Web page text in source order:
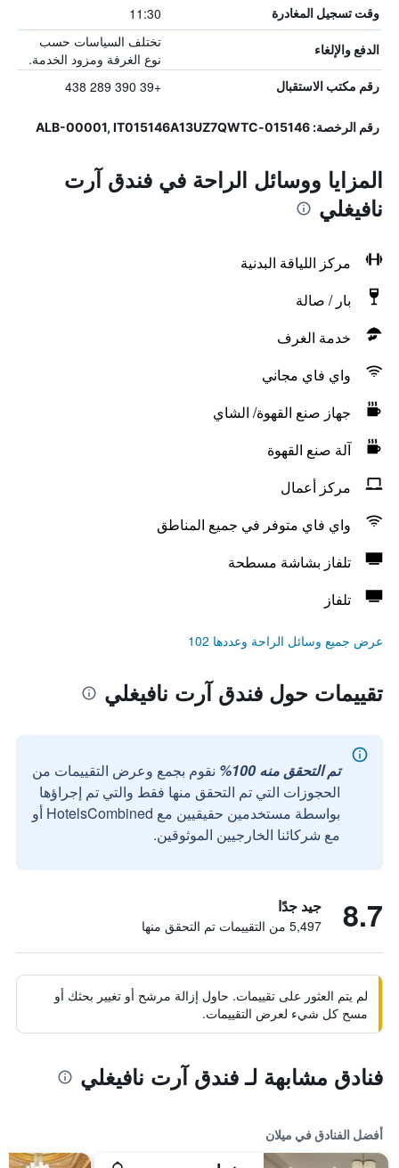
وقت تسجيل المغادرة 11:30
الدفع والإلغاء
تختلف السياسات حسب
نوع الغرفة ومزود الخدمة.
رقم مكتب الاستقبال +39 390 289 438
رقم الرخصة: 015146-ALB-00001, IT015146A13UZ7QWTC
المزايا ووسائل الراحة في فندق آرت
نافيغلي
مركز اللياقة البدنية
بار / صالة
خدمة الغرف
واي فاي مجاني
جهاز صنع القهوة/ الشاي
آلة صنع القهوة
مركز أعمال
واي فاي متوفر في جميع المناطق
تلفاز بشاشة مسطحة
تلفاز
عرض جميع وسائل الراحة وعددها 102
تقييمات حول فندق آرت نافيغلي
تم التحقق منه 100%
نقوم بجمع وعرض التقييمات من
الحجوزات التي تم التحقق منها فقط والتي تم إجراؤها
بواسطة مستخدمين حقيقيين مع HotelsCombined أو
مع شركائنا الخارجيين الموثوقين.
8.7 جيد جدًا
5,497 من التقييمات تم التحقق منها
لم يتم العثور على تقييمات. حاول إزالة مرشح أو تغيير بحثك أو
مسح كل شيء لعرض التقييمات.
فنادق مشابهة لـ فندق آرت نافيغلي
أفضل الفنادق في ميلان